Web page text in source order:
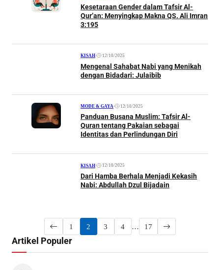
Kesetaraan Gender dalam Tafsir Al-
Qur’an: Menyingkap Makna QS. Ali Imran
3:195
KISAH• 12/10/2025
Mengenal Sahabat Nabi yang Menikah
dengan Bidadari: Julaibib
MODE & GAYA• 12/10/2025
Panduan Busana Muslim: Tafsir Al-
Quran tentang Pakaian sebagai
Identitas dan Perlindungan Diri
KISAH• 12/10/2025
Dari Hamba Berhala Menjadi Kekasih
Nabi: Abdullah Dzul Bijadain
1 2 3 4 … 17
Artikel Populer